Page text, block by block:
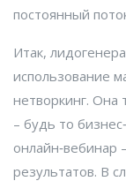
постоянный
Итак,
использование
нетворкинг. Она
– будь то
онлайн‑вебинар
результатов. В